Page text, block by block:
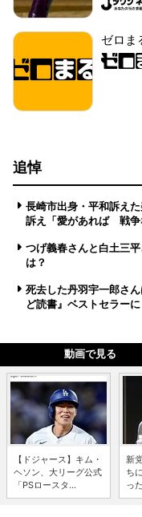
ゼロま
追悼
長崎市出身・平和訴え
訴え「愛があれば 戦争
つげ義春さんと白土三
は？
死去した丹羽宇一郎さ
ど読書』ベストセラーに
動画で見る
【ドジャース】キム・
ヘソン、大リーグ公式
「PSロースタ...
新
ち
っ